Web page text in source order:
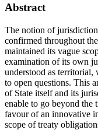
Abstract
The notion of
confirmed throughout
maintained its vague
examination of its own
understood as
to open questions. This
of State itself and its
enable to go beyond the
favour of an innovative
scope of treaty